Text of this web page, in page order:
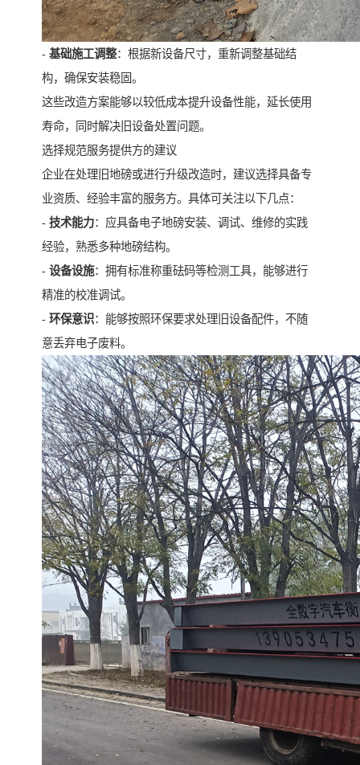
- 基础施工调整：根据新设备尺寸，重新调整基础结
构，确保安装稳固。
这些改造方案能够以较低成本提升设备性能，延长使用
寿命，同时解决旧设备处置问题。
选择规范服务提供方的建议
企业在处理旧地磅或进行升级改造时，建议选择具备专
业资质、经验丰富的服务方。具体可关注以下几点：
- 技术能力：应具备电子地磅安装、调试、维修的实践
经验，熟悉多种地磅结构。
- 设备设施：拥有标准称重砝码等检测工具，能够进行
精准的校准调试。
- 环保意识：能够按照环保要求处理旧设备配件，不随
意丢弃电子废料。